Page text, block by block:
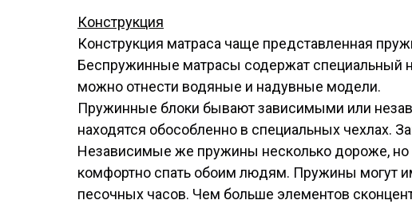
Конструкция
Конструкция матраса чаще представленная
Беспружинные матрасы содержат специальный
можно отнести водяные и надувные модели.
Пружинные блоки бывают зависимыми или
находятся обособленно в специальных
Независимые же пружины несколько дороже, но
комфортно спать обоим людям. Пружины могут
песочных часов. Чем больше элементов